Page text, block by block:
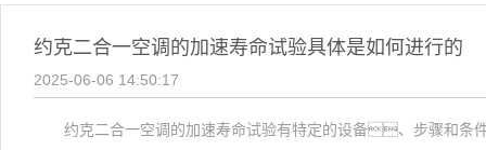
约克二合一空调的加速寿命试验具体是如何进行的
2025-06-06 14:50:17
约克二合一空调的加速寿命试验有特定的设备、步骤